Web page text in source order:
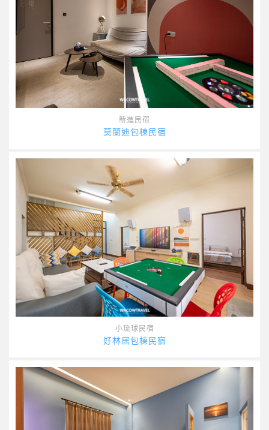
新進民宿
莫蘭迪包棟民宿
小琉球民宿
好林居包棟民宿